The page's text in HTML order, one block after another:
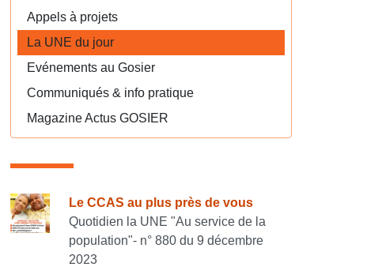
Appels à projets
La UNE du jour
Evénements au Gosier
Communiqués & info pratique
Magazine Actus GOSIER
Consulter également
Le CCAS au plus près de vous
Quotidien la UNE "Au service de la
population"- n° 880 du 9 décembre
2023